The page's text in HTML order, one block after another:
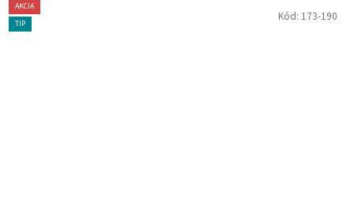
AKCIA
TIP
Kód: 173-190